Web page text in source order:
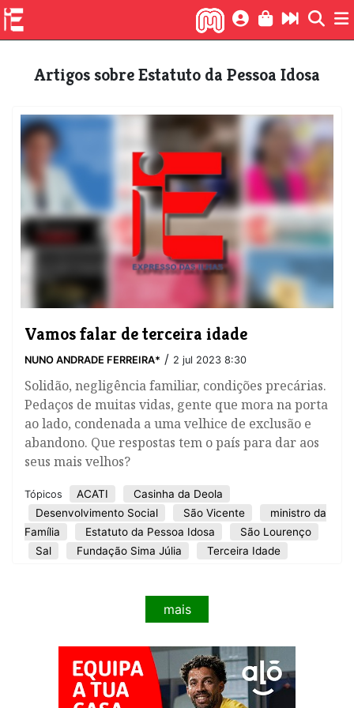
Artigos sobre Estatuto da Pessoa Idosa
Vamos falar de terceira idade
NUNO ANDRADE FERREIRA* / 2 jul 2023 8:30
Solidão, negligência familiar, condições precárias.
Pedaços de muitas vidas, gente que mora na porta
ao lado, condenada a uma velhice de exclusão e
abandono. Que respostas tem o país para dar aos
seus mais velhos?
Tópicos ACATI
Casinha da Deola
Desenvolvimento Social
São Vicente
ministro da
Família
Estatuto da Pessoa Idosa
São Lourenço
Sal
Fundação Sima Júlia Terceira Idade
mais